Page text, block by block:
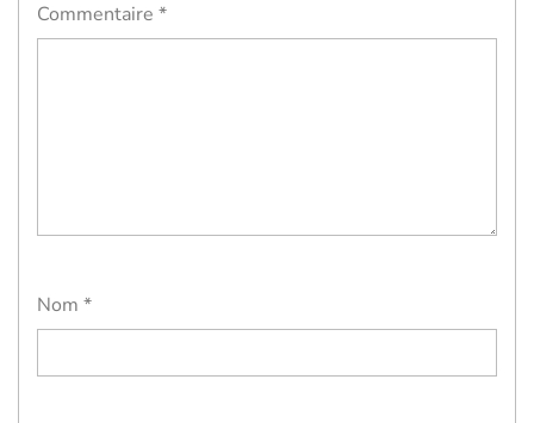
Commentaire *
Nom *